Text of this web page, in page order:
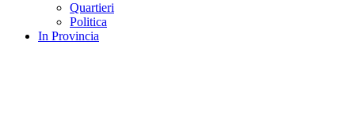
Quartieri
Politica
In Provincia